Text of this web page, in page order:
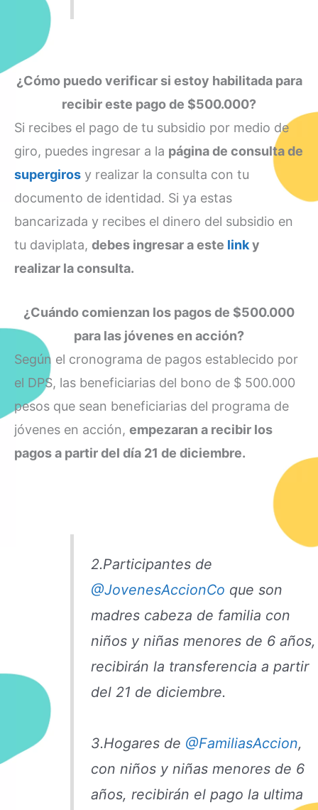
¿Cómo puedo verificar si estoy habilitada para
recibir este pago de $500.000?
Si recibes el pago de tu subsidio por medio de
giro, puedes ingresar a la página de consulta de
supergiros y realizar la consulta con tu
documento de identidad. Si ya estas
bancarizada y recibes el dinero del subsidio en
tu daviplata, debes ingresar a este linky
realizar la consulta.
¿Cuándo comienzan los pagos de $500.000
para las jóvenes en acción?
Según el cronograma de pagos establecido por
el DPS, las beneficiarias del bono de $ 500.000
pesos que sean beneficiarias del programa de
jóvenes en acción, empezaran a recibir los
pagos a partir del día 21 de diciembre.
2.Participantes de
@JovenesAccionCo que son
madres cabeza de familia con
niños y niñas menores de 6 años,
recibirán la transferencia a partir
del 21 de diciembre.
3.Hogares de @FamiliasAccion,
con niños y niñas menores de 6
años, recibirán el pago la ultima